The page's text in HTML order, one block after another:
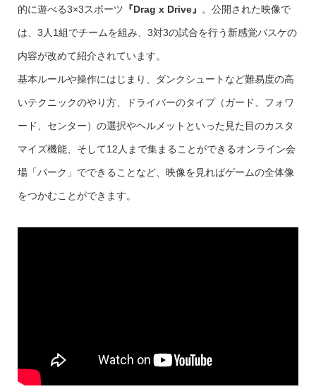
的に遊べる3×3スポーツ 『Drag x Drive』 。公開された映像で
は、3人1組でチームを組み、3対3の試合を行う新感覚バスケの
内容が改めて紹介されています。
基本ルールや操作にはじまり、ダンクシュートなど難易度の高
いテクニックのやり方、ドライバーのタイプ（ガード、フォワ
ード、センター）の選択やヘルメットといった見た目のカスタ
マイズ機能、そして12人まで集まることができるオンライン会
場「パーク」でできることなど、映像を見ればゲームの全体像
をつかむことができます。